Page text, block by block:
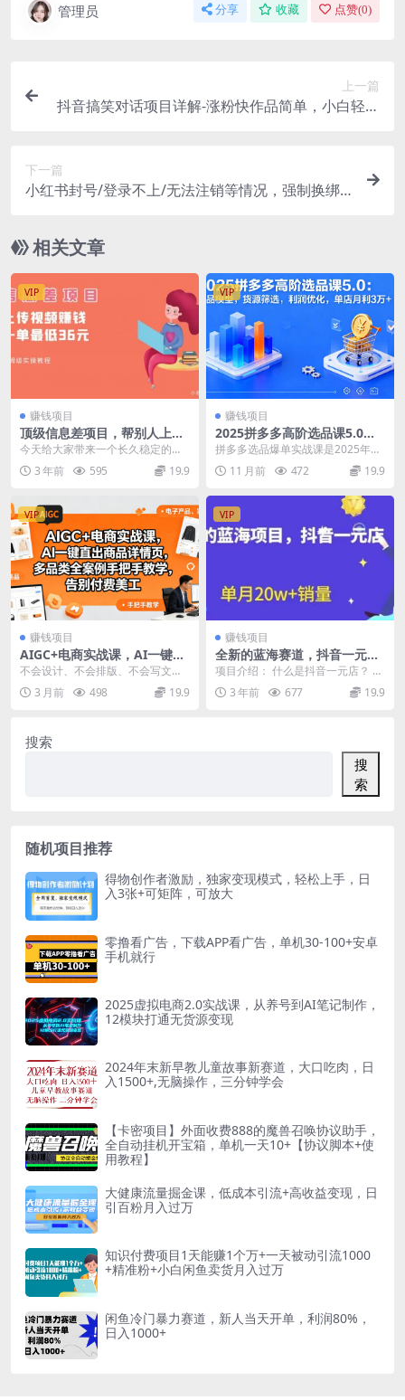
管理员 分享 收藏 点赞(0)
上一篇
抖音搞笑对话项目详解-涨粉快作品简单，小白轻松
下一篇
小红书封号/登录不上/无法注销等情况，强制换绑
相关文章
VIP
赚钱项目
顶级信息差项目，帮别人上传
视频，一个视频最低36，保姆
今天给大家带来一个长久稳定的信
息差项目。 利用我们中国人的身
份，帮老外上传视频。...
3 年前 595 19.9
VIP
赚钱项目
2025拼多多高阶选品课5.0：
爆品模型，货源筛选，利润优
拼多多选品爆单实战课‌是2025年最
新高阶运营课程，涵盖选品策略+货
源管控+利润...
11 月前 472 19.9
VIP
赚钱项目
AIGC+电商实战课，AI一键直
出商品详情页，多品类全案例
手把手教学，告别付费美工
不会设计、不会排版、不会写文
案，还在花钱请美工做电商详情
页？做一个详情页耗时耗力...
3 月前 498 19.9
VIP
赚钱项目
全新的蓝海赛道，抖音一元直
播，不用囤货，不用出镜，照
读话术也能20w+月销量
项目介绍： 什么是抖音一元店？ 千
粉账号，做一元包邮直播间，一个
月能卖出10w+...
3 年前 677 19.9
搜索
搜
索
随机项目推荐
得物创作者激励，独家变现模式，轻松上手，日
入3张+可矩阵，可放大
零撸看广告，下载APP看广告，单机30-100+安卓
手机就行
2025虚拟电商2.0实战课，从养号到AI笔记制作，
12模块打通无货源变现
2024年末新早教儿童故事新赛道，大口吃肉，日
入1500+,无脑操作，三分钟学会
【卡密项目】外面收费888的魔兽召唤协议助手，
全自动挂机开宝箱，单机一天10+【协议脚本+使
用教程】
大健康流量掘金课，低成本引流+高收益变现，日
引百粉月入过万
知识付费项目1天能赚1个万+一天被动引流1000
+精准粉+小白闲鱼卖货月入过万
闲鱼冷门暴力赛道，新人当天开单，利润80%，
日入1000+